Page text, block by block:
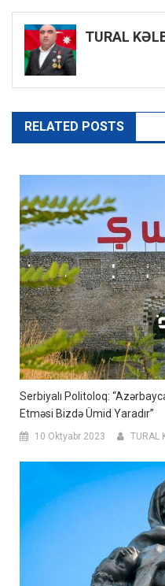
naviqasiyası
TURAL
RELATED POSTS
Serbiyalı Politoloq:
Etməsi Bizdə Ümid Yaradır”
10 Oktyabr 2023 TURAL